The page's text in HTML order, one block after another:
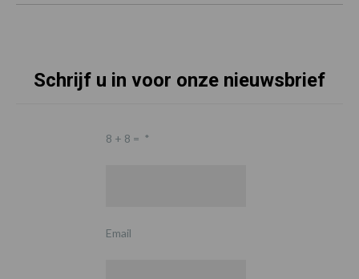
Schrijf u in voor onze nieuwsbrief
8 + 8 = *
Email